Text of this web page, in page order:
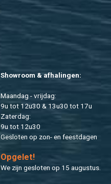
Show­room & af­ha­lin­gen:
Maan­dag - vrij­dag:
9u tot 12u30 & 13u30 tot 17u
Za­ter­dag:
9u tot 12u30
Ge­slo­ten op zon- en feest­da­gen
Op­ge­let!
We zijn ge­slo­ten op 15 au­gus­tus.